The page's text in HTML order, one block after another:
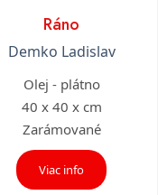
Ráno
Demko Ladislav
Olej - plátno
40 x 40 x cm
Zarámované
Viac info